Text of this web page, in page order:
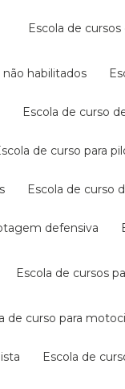
escola de
habilitados
escola de curso
escola de curso para
escola de
defensiva
escola de cursos
de curso para
escola de